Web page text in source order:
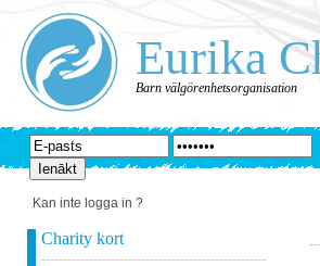
Eurika
Barn välgörenhetsorganisation
Kan inte logga in ?
Charity kort